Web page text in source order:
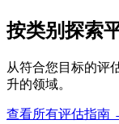
按类别探索
从符合您目标的评
升的领域。
查看所有评估指南